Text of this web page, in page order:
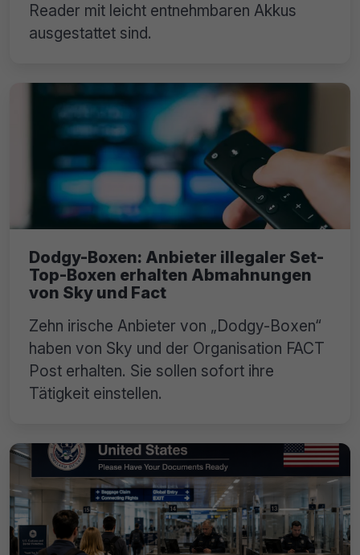
Reader mit leicht entnehmbaren Akkus
ausgestattet sind.
Dodgy-Boxen: Anbieter illegaler Set-
Top-Boxen erhalten Abmahnungen
von Sky und Fact
Zehn irische Anbieter von „Dodgy-Boxen“
haben von Sky und der Organisation FACT
Post erhalten. Sie sollen sofort ihre
Tätigkeit einstellen.